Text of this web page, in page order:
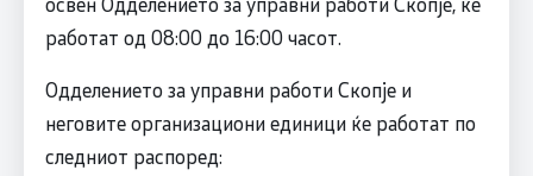
работат од 08:00 до 16:00 часот.
Одделението за управни работи Скопје и
неговите организациони единици ќе работат по
следниот распоред: